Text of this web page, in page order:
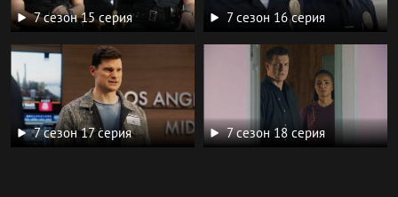
7 сезон 15 серия 7 сезон 16 серия
7 сезон 17 серия 7 сезон 18 серия